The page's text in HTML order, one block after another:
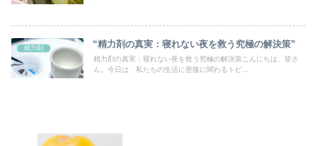
精力剤 “精力剤の真実：寝れない夜を救う究極の解決策”
精力剤の真実：寝れない夜を救う究極の解決策こんにちは、皆さ
ん。今日は、私たちの生活に密接に関わるトピ...